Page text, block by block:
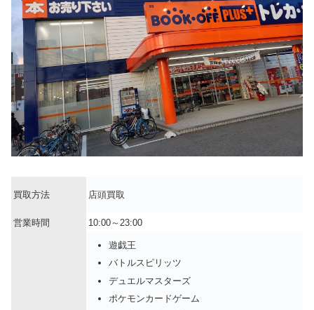
買取方法 店頭買取
営業時間 10:00～23:00
遊戯王
バトルスピリッツ
デュエルマスターズ
ポケモンカードゲーム